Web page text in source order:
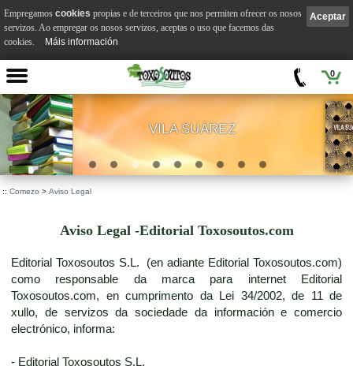
0
VILA SUÁREZ
:: Comezo > Aviso Legal
Aviso Legal -Editorial Toxosoutos.com
Editorial Toxosoutos S.L. (en adiante Editorial Toxosoutos.com)
como responsable da marca para internet Editorial
Toxosoutos.com, en cumprimento da Lei 34/2002, de 11 de
xullo, de servizos da sociedade da información e comercio
electrónico, informa:
- Editorial Toxosoutos S.L.
Aceptar
Empregamos cookies propias e de terceiros que nos permiten ofrecer os nosos
servizos. Ao empregar os nosos servizos, aceptas o uso que facemos das
cookies.
Máis información